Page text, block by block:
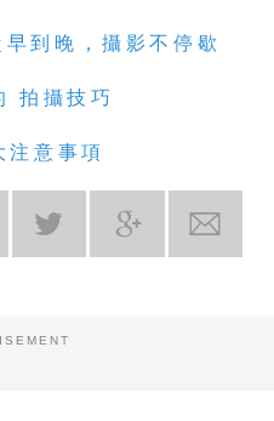
到晚，攝影不停歇
拍攝技巧
注意事項